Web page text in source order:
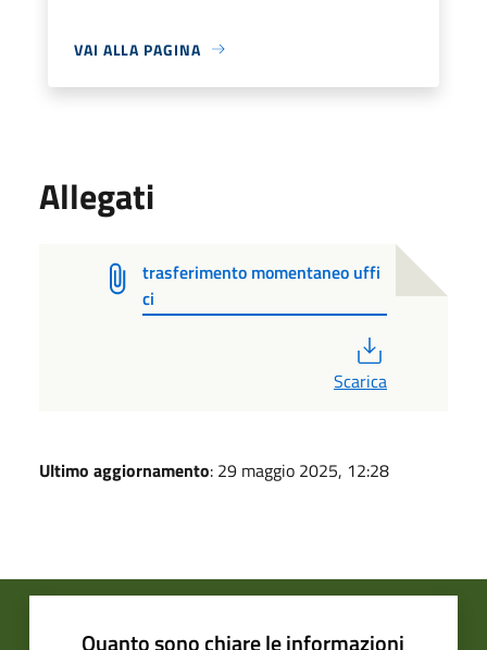
VAI ALLA PAGINA
Allegati
trasferimento momentaneo uffi
ci
Scarica
Ultimo aggiornamento: 29 maggio 2025, 12:28
Quanto sono chiare le informazioni